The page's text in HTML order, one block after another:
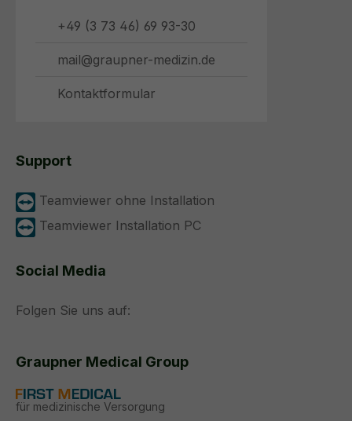
+49 (3 73 46) 69 93-30
mail@graupner-medizin.de
Kontaktformular
Support
Teamviewer ohne Installation
Teamviewer Installation PC
Social Media
Folgen Sie uns auf:
Graupner Medical Group
für medizinische Versorgung